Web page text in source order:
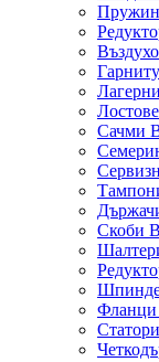
Сачми
Скоби